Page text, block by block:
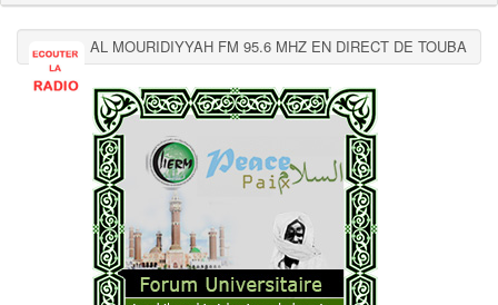
AL MOURIDIYYAH FM 95.6 MHZ EN DIRECT DE TOUBA